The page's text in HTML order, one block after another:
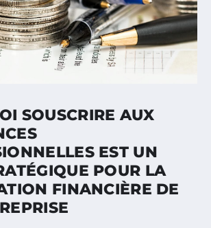
SOUSCRIRE AUX
EST UN
POUR LA
FINANCIÈRE DE